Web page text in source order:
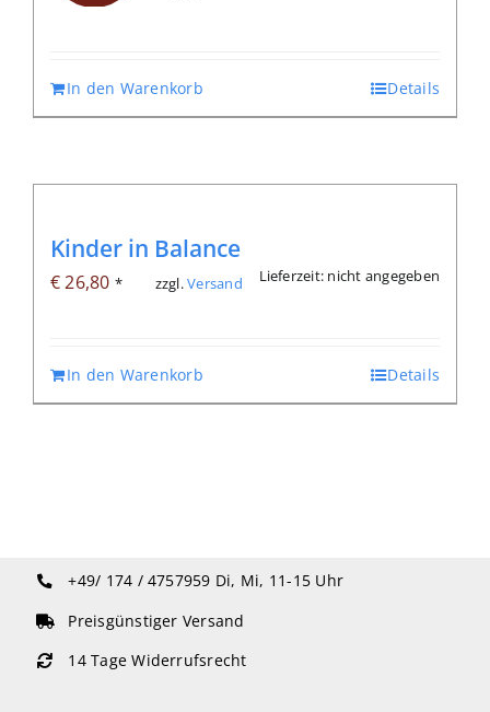
In den Warenkorb Details
Kinder in Balance
€26,80 * zzgl.Versand Lieferzeit: nicht angegeben
In den Warenkorb Details
+49/ 174 / 4757959 Di, Mi, 11-15 Uhr
Preisgünstiger Versand
14 Tage Widerrufsrecht